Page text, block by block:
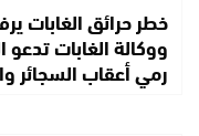
خطر حرائق الغابات
ووكالة الغابات
رمي أعقاب السجائر